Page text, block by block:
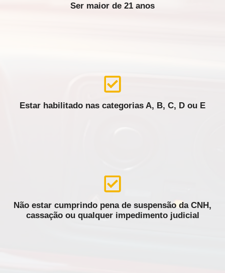
Ser maior de 21 anos
Estar habilitado nas categorias A, B, C, D ou E
Não estar cumprindo pena de suspensão da CNH,
cassação ou qualquer impedimento judicial